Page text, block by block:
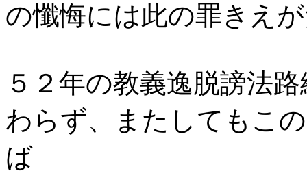
の懺悔には此の罪きえ
５２年の教義逸脱謗法
わらず、またしてもこ
ば